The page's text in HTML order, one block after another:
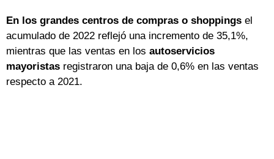
En los grandes centros de compras o shoppings el
acumulado de 2022 reflejó una incremento de 35,1%,
mientras que las ventas en los autoservicios
mayoristas registraron una baja de 0,6% en las ventas
respecto a 2021.